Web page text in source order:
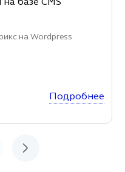
на Wordpress
Подробнее